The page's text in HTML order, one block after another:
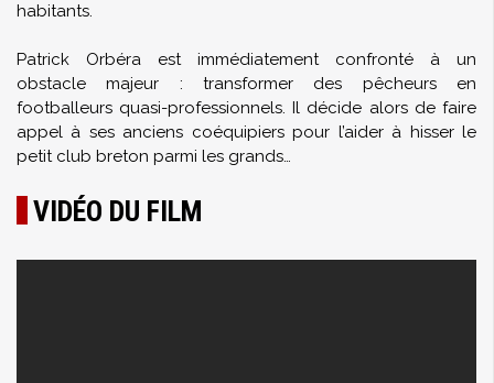
habitants.
Patrick Orbéra est immédiatement confronté à un
obstacle majeur : transformer des pêcheurs en
footballeurs quasi-professionnels. Il décide alors de faire
appel à ses anciens coéquipiers pour l’aider à hisser le
petit club breton parmi les grands…
VIDÉO DU FILM